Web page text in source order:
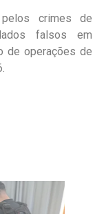
crimes de
falsos em
de operações de